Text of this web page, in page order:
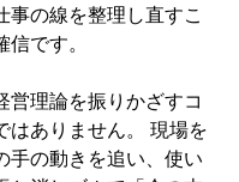
事の線を整理し直すこ
です。
営理論を振りかざすコ
はありません。 現場を
手の動きを追い、使い